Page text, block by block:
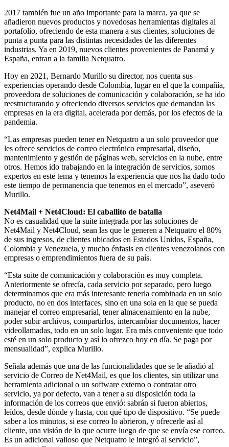
2017 también fue un año importante para la marca, ya que se
añadieron nuevos productos y novedosas herramientas digitales al
portafolio, ofreciendo de esta manera a sus clientes, soluciones de
punta a punta para las distintas necesidades de las diferentes
industrias. Ya en 2019, nuevos clientes provenientes de Panamá y
España, entran a la familia Netquatro.
Hoy en 2021, Bernardo Murillo su director, nos cuenta sus
experiencias operando desde Colombia, lugar en el que la compañía,
proveedora de soluciones de comunicación y colaboración, se ha ido
reestructurando y ofreciendo diversos servicios que demandan las
empresas en la era digital, acelerada por demás, por los efectos de la
pandemia.
“Las empresas pueden tener en Netquatro a un solo proveedor que
les ofrece servicios de correo electrónico empresarial, diseño,
mantenimiento y gestión de páginas web, servicios en la nube, entre
otros. Hemos ido trabajando en la integración de servicios, somos
expertos en este tema y tenemos la experiencia que nos ha dado todo
este tiempo de permanencia que tenemos en el mercado”, aseveró
Murillo.
Net4Mail + Net4Cloud: El caballito de batalla
No es casualidad que la suite integrada por las soluciones de
Net4Mail y Net4Cloud, sean las que le generen a Netquatro el 80%
de sus ingresos, de clientes ubicados en Estados Unidos, España,
Colombia y Venezuela, y mucho énfasis en clientes venezolanos con
empresas o emprendimientos fuera de su país.
“Esta suite de comunicación y colaboración es muy completa.
Anteriormente se ofrecía, cada servicio por separado, pero luego
determinamos que era más interesante tenerla combinada en un solo
producto, no en dos interfaces, sino en una sola en la que se pueda
manejar el correo empresarial, tener almacenamiento en la nube,
poder subir archivos, compartirlos, intercambiar documentos, hacer
videollamadas, todo en un solo lugar. Era más conveniente que todo
esté en un solo producto y así lo ofrezco hoy en día. Se paga por
mensualidad”, explica Murillo.
Señala además que una de las funcionalidades que se le añadió al
servicio de Correo de Net4Mail, es que los clientes, sin utilizar una
herramienta adicional o un software externo o contratar otro
servicio, ya por defecto, van a tener a su disposición toda la
información de los correos que envió: sabrán si fueron abiertos,
leídos, desde dónde y hasta, con qué tipo de dispositivo. “Se puede
saber a los minutos, si ese correo lo abrieron, y ofrecerle así al
cliente, una visión de lo que ocurre luego de que se envía ese correo.
Es un adicional valioso que Netquatro le integró al servicio”,